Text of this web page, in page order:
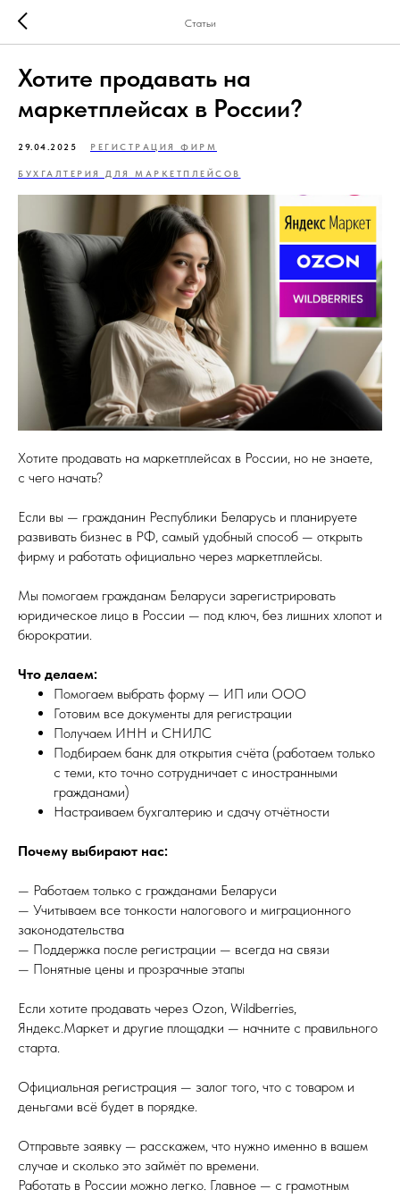
Статьи
Хотите продавать на
маркетплейсах в России?
29.04.2025 РЕГИСТРАЦИЯ ФИРМ
БУХГАЛТЕРИЯ ДЛЯ МАРКЕТПЛЕЙСОВ
Хотите продавать на маркетплейсах в России, но не знаете,
с чего начать?
Если вы — гражданин Республики Беларусь и планируете
развивать бизнес в РФ, самый удобный способ — открыть
фирму и работать официально через маркетплейсы.
Мы помогаем гражданам Беларуси зарегистрировать
юридическое лицо в России — под ключ, без лишних хлопот и
бюрократии.
Что делаем:
Помогаем выбрать форму — ИП или ООО
Готовим все документы для регистрации
Получаем ИНН и СНИЛС
Подбираем банк для открытия счёта (работаем только
с теми, кто точно сотрудничает с иностранными
гражданами)
Настраиваем бухгалтерию и сдачу отчётности
Почему выбирают нас:
— Работаем только с гражданами Беларуси
— Учитываем все тонкости налогового и миграционного
законодательства
— Поддержка после регистрации — всегда на связи
— Понятные цены и прозрачные этапы
Если хотите продавать через Ozon, Wildberries,
Яндекс.Маркет и другие площадки — начните с правильного
старта.
Официальная регистрация — залог того, что с товаром и
деньгами всё будет в порядке.
Отправьте заявку — расскажем, что нужно именно в вашем
случае и сколько это займёт по времени.
Работать в России можно легко. Главное — с грамотным